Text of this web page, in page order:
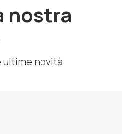
nostra
ultime novità